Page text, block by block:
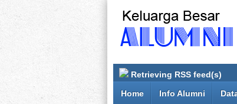
Retrieving RSS feed(s)
Home
Info Alumni